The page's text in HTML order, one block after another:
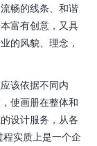
畅的线条、和谐
富有创意，又具
的风貌、理念，
该依据不同内
使画册在整体和
设计服务，从各
实质上是一个企